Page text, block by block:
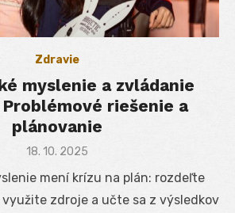
Zdravie
myslenie a zvládanie
riešenie a
plánovanie
Posted
18. 10. 2025
mení krízu na plán: rozdeľte
využite zdroje a učte sa z výsledkov